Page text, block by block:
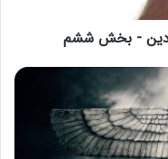
دین - بخش ششم